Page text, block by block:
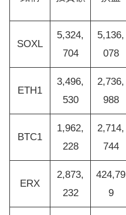
SOXL
5,324,
704
5,136,
078
ETH1
3,496,
530
2,736,
988
BTC1
1,962,
228
2,714,
744
ERX
2,873,
232
424,79
9